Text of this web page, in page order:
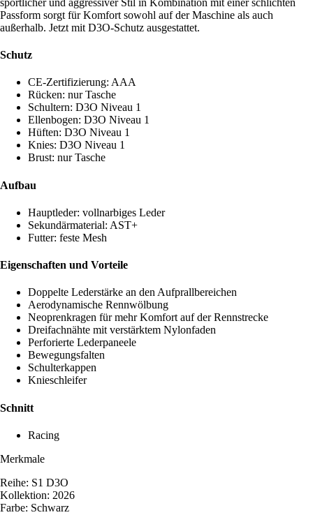
Passform sorgt für Komfort sowohl auf der Maschine als auch
außerhalb. Jetzt mit D3O-Schutz ausgestattet.
Schutz
CE-Zertifizierung: AAA
Rücken: nur Tasche
Schultern: D3O Niveau 1
Ellenbogen: D3O Niveau 1
Hüften: D3O Niveau 1
Knies: D3O Niveau 1
Brust: nur Tasche
Aufbau
Hauptleder: vollnarbiges Leder
Sekundärmaterial: AST+
Futter: feste Mesh
Eigenschaften und Vorteile
Doppelte Lederstärke an den Aufprallbereichen
Aerodynamische Rennwölbung
Neoprenkragen für mehr Komfort auf der Rennstrecke
Dreifachnähte mit verstärktem Nylonfaden
Perforierte Lederpaneele
Bewegungsfalten
Schulterkappen
Knieschleifer
Schnitt
Racing
Merkmale
Reihe: S1 D3O
Kollektion: 2026
Farbe: Schwarz